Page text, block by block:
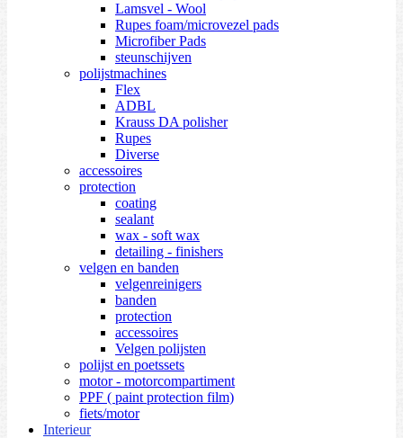
Lamsvel - Wool
Rupes foam/microvezel pads
Microfiber Pads
steunschijven
polijstmachines
Flex
ADBL
Krauss DA polisher
Rupes
Diverse
accessoires
protection
coating
sealant
wax - soft wax
detailing - finishers
velgen en banden
velgenreinigers
banden
protection
accessoires
Velgen polijsten
polijst en poetssets
motor - motorcompartiment
PPF ( paint protection film)
fiets/motor
Interieur